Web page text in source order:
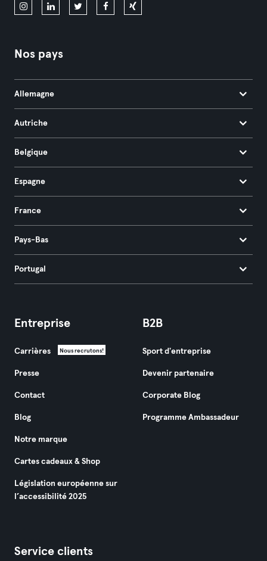
Nos pays
Allemagne
Autriche
Belgique
Espagne
France
Pays-Bas
Portugal
Entreprise
Carrières Nous recrutons!
Presse
Contact
Blog
Notre marque
Cartes cadeaux & Shop
Législation européenne sur
l’accessibilité 2025
B2B
Sport d'entreprise
Devenir partenaire
Corporate Blog
Programme Ambassadeur
Service clients